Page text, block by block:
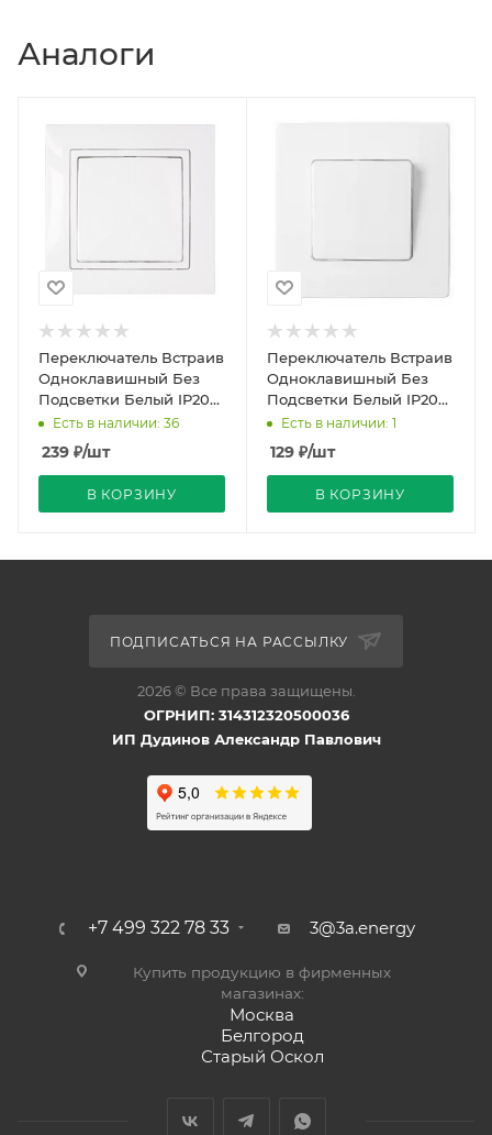
Аналоги
Переключатель Встраив
Одноклавишный Без
Подсветки Белый IP20
10А 250В Уют Bylectrica
Есть в наличии: 36
239 ₽/шт
В КОРЗИНУ
Переключатель Встраив
Одноклавишный Без
Подсветки Белый IP20
10А 250В Мастер
Bylectrica
Есть в наличии: 1
129 ₽/шт
В КОРЗИНУ
ПОДПИСАТЬСЯ НА РАССЫЛКУ
2026 © Все права защищены.
ОГРНИП: 314312320500036
ИП Дудинов Александр Павлович
+7 499 322 78 33 3@3a.energy
Купить продукцию в фирменных
магазинах:
Москва
Белгород
Старый Оскол